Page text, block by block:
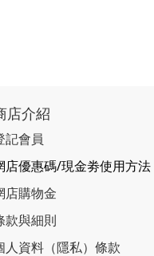
店介紹
記會員
店優惠碼/現金劵使用方法
店購物金
款與細則
人資料（隱私）條款